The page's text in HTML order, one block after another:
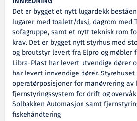
Det er bygget et nytt lugardekk
lugarer med toalett/dusj, dagrom med
sofagruppe, samt et nytt teknisk rom
krav. Det er bygget nytt styrhus med
og broutstyr levert fra Elpro og møbler
Libra-Plast har levert utvendige dører
har levert innvendige dører.
operatørposisjoner for manøvrering av
fjernstyringssystem for drift og
Solbakken Automasjon samt
fiskehåndtering